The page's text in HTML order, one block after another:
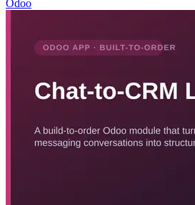
Odoo